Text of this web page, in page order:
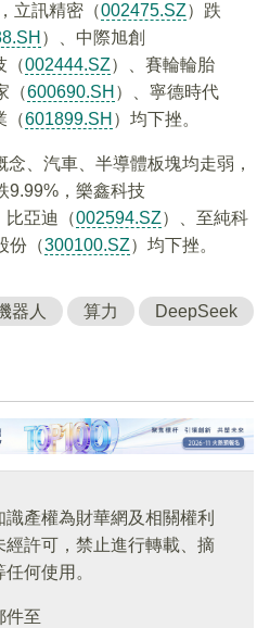
立訊精密（002475.SZ）跌
）、中際旭創
（002444.SZ）、賽輪輪胎
（600690.SH ）、寧德時代
（601899.SH ）均下挫。
、汽車、半導體板塊均走弱，
9.99%，樂鑫科技
比亞迪（002594.SZ）、至純科
份（300100.SZ）均下挫。
器人 算力 DeepSeek
產權為財華網及相關權利
經許可，禁止進行轉載、摘
何使用。
件至